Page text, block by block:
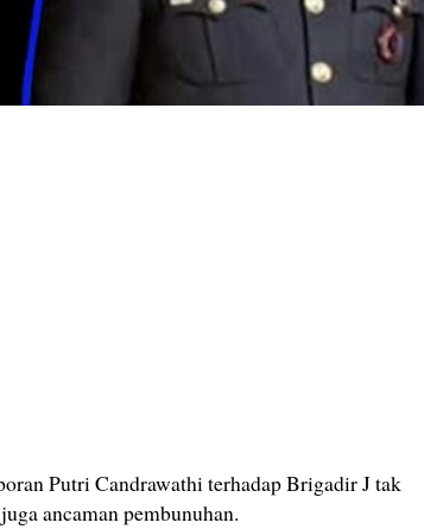
Putri Candrawathi terhadap Brigadir J tak
ancaman pembunuhan.